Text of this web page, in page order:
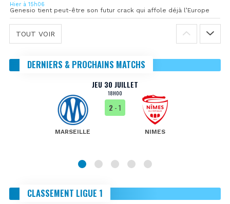
Hier à 15h06
Genesio tient peut-être son futur crack qui affole déjà l’Europe
TOUT VOIR
DERNIERS & PROCHAINS MATCHS
JEU 30 JUILLET
18H00
MARSEILLE
2 - 1
NIMES
CLASSEMENT LIGUE 1